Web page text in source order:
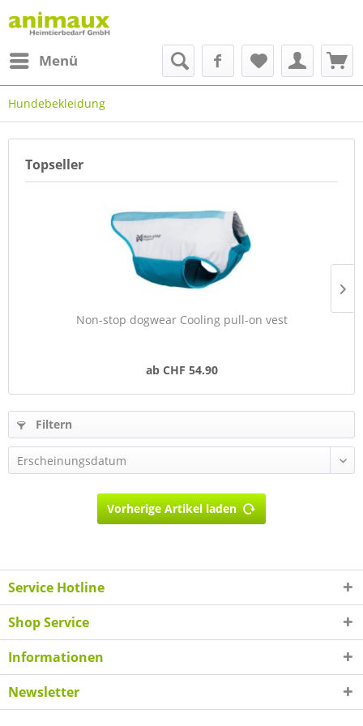
Menü
Hundebekleidung
Topseller
Non-stop dogwear Cooling pull-on vest
ab CHF 54.90
Filtern
Vorherige Artikel laden
Service Hotline
Shop Service
Informationen
Newsletter